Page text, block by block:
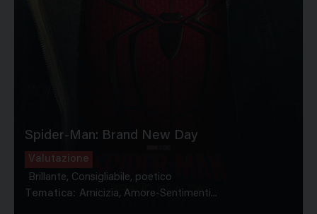
Spider-Man: Brand New Day
Valutazione
Brillante, Consigliabile, poetico
Tematica: Amicizia, Amore-Sentimenti...